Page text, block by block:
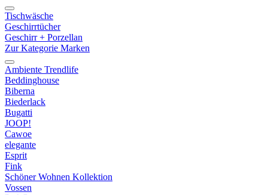
Tischwäsche
Geschirrtücher
Geschirr + Porzellan
Zur Kategorie Marken
Ambiente Trendlife
Beddinghouse
Biberna
Biederlack
Bugatti
JOOP!
Cawoe
elegante
Esprit
Fink
Schöner Wohnen Kollektion
Vossen